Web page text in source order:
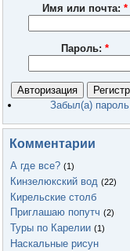
Имя или почта: *
Пароль: *
Забыл(а) пароль
Комментарии
А где все? (1)
Кинзелюкский вод (22)
Кирельские столб
Приглашаю попутч (2)
Туры по Карелии (1)
Наскальные рисун